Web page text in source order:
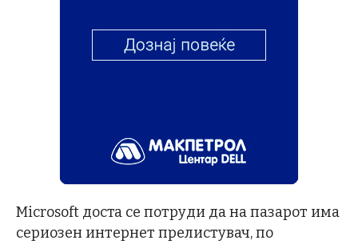
Microsoft доста се потруди да на пазарот има
сериозен интернет прелистувач, по